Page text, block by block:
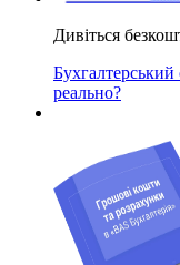
Дивіться
Бухгалтерський
реально?